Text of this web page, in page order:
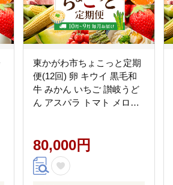
東かがわ市ちょこっと定期
便(12回) 卵 キウイ 黒毛和
牛 みかん いちご 讃岐うど
ん アスパラ トマト メロン
80,000円